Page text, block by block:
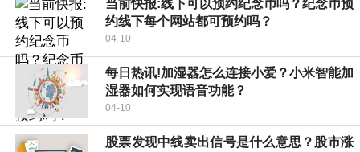
当前快报:线下可以预约纪念币吗？纪念币预
约线下每个网站都可预约吗？
04-10
每日热讯!加湿器怎么连接小爱？小米智能加
湿器如何实现语音功能？
04-10
股票发现中线卖出信号是什么意思？股市涨